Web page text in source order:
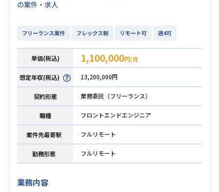
の案件・求人
フリーランス案件 フレックス制 リモート可 週4可
単価(税込) 1,100,000円/月
想定年収(税込) 13,200,000円
契約形態 業務委託（フリーランス）
職種 フロントエンドエンジニア
案件先最寄駅 フルリモート
勤務形態 フルリモート
業務内容